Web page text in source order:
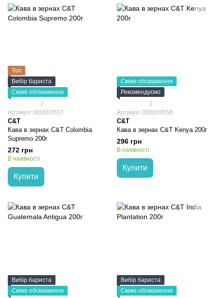
Топ
Вибір бариста
Свіже обсмаження
2
Артикул: 000003557
C&T
Кава в зернах C&T Colombia
Supremo 200г
272 грн
В наявності
Купити
Свіже обсмаження
Рекомендуємо
2
Артикул: 000003558
C&T
Кава в зернах C&T Kenya 200г
296 грн
В наявності
Купити
Вибір бариста
Свіже обсмаження
Вибір бариста
Свіже обсмаження